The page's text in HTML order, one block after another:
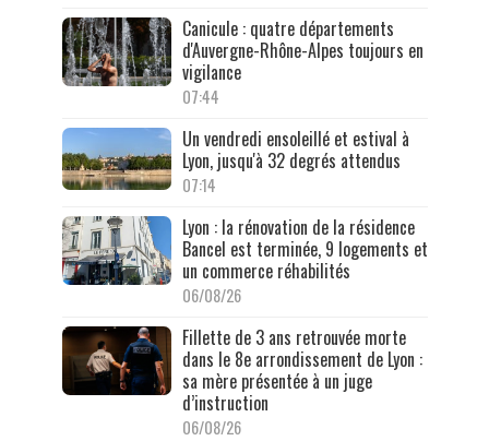
Canicule : quatre départements
d'Auvergne-Rhône-Alpes toujours en
vigilance
07:44
Un vendredi ensoleillé et estival à
Lyon, jusqu'à 32 degrés attendus
07:14
Lyon : la rénovation de la résidence
Bancel est terminée, 9 logements et
un commerce réhabilités
06/08/26
Fillette de 3 ans retrouvée morte
dans le 8e arrondissement de Lyon :
sa mère présentée à un juge
d’instruction
06/08/26